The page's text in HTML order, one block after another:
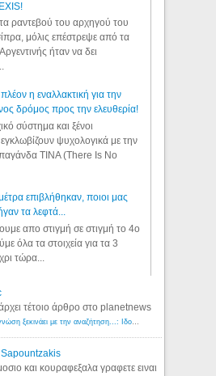
ραντεβού του αρχηγού του
μόλις επέστρεψε από τα
ήταν να δει
η εναλλακτική για την
δρόμος προς την ελευθερία!
σύστημα και ξένοι
ψυχολογικά με την
TINA (There Is No
επιβλήθηκαν, ποιοι μας
τα λεφτά...
απο στιγμή σε στιγμή το 4ο
όλα τα στοιχεία για τα 3
τώρα...
τέτοιο άρθρο στο planetnews
Λόγιος Ερμής | Η γνώση ξεκινάει με την αναζήτηση...: Ιδού οι 18 που χρωστούν 11 δις ευρώ!
και κουραφεξαλα γραφετε ειναι